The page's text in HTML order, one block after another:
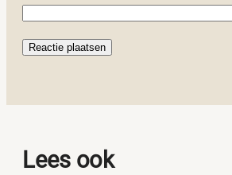
Lees ook